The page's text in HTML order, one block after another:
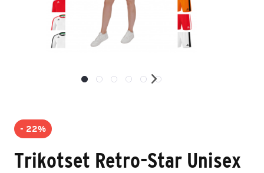
- 22%
Trikotset Retro-Star Unisex